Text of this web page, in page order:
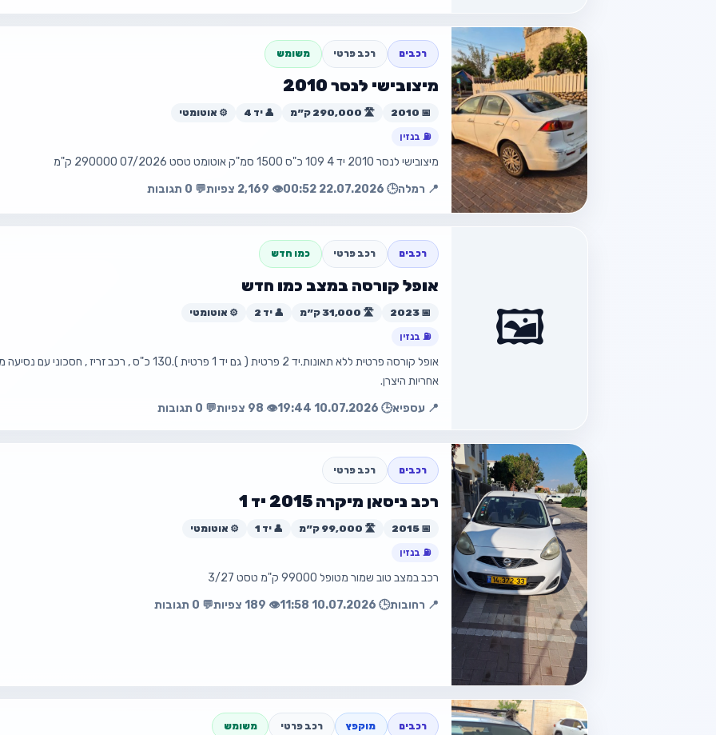
חזור
📧 trafikvladalgar@gmail.com
רכבים רכב פרטי משומש
מיצובישי לנסר 2010
📅 2010 🛣️ 290,000 ק״מ 👤 יד 4 ⚙️ אוטומטי
⛽ בנזין
מיצובישי לנסר 2010 יד 4 109 כ"ס 1500 סמ"ק אוטומט טסט 07/2026 290000 ק"מ
📍 רמלה🕒 22.07.2026 00:52 👁️ 2,169 צפיות 💬 0 תגובות
📧 trafikvladalgar@gmail.com
חזור למודעה
🖼️
רכבים רכב פרטי כמו חדש
אופל קורסה במצב כמו חדש
📅 2023 🛣️ 31,000 ק״מ 👤 יד 2 ⚙️ אוטומטי
⛽ בנזין
אופל קורסה פרטית ללא תאונות.יד 2 פרטית ( גם יד 1 פרטית ).130 כ"ס ,
אחריות היצרן.
📍 עספיא🕒 10.07.2026 19:44 👁️ 98 צפיות 💬 0 תגובות
רכבים רכב פרטי
רכב ניסאן מיקרה 2015 יד 1
📅 2015 🛣️ 99,000 ק״מ 👤 יד 1 ⚙️ אוטומטי
⛽ בנזין
רכב במצב טוב שמור מטופל 99000 ק"מ טסט 3/27
📍 רחובות🕒 10.07.2026 11:58 👁️ 189 צפיות 💬 0 תגובות
חזור
רכבים מוקפץ רכב פרטי משומש